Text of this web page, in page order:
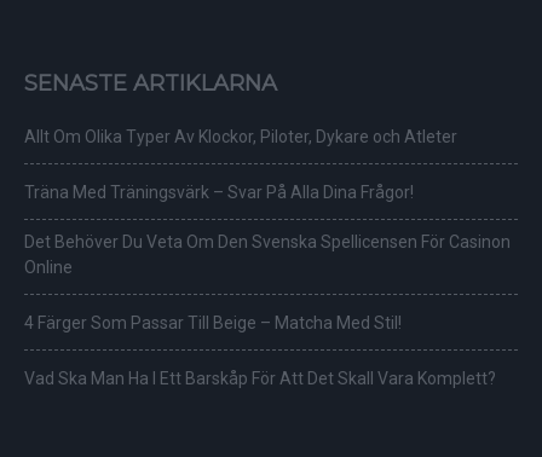
SENASTE ARTIKLARNA
Allt Om Olika Typer Av Klockor, Piloter, Dykare och Atleter
Träna Med Träningsvärk – Svar På Alla Dina Frågor!
Det Behöver Du Veta Om Den Svenska Spellicensen För Casinon
Online
4 Färger Som Passar Till Beige – Matcha Med Stil!
Vad Ska Man Ha I Ett Barskåp För Att Det Skall Vara Komplett?